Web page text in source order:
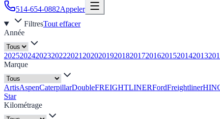
514-654-0882Appeler
FiltresTout effacer
Année
20252024202320222021 20202019201820172016201520142013
Marque
ArtisAspenCaterpillarDoubleFREIGHTLINERFordFreightliner
Star
Kilométrage